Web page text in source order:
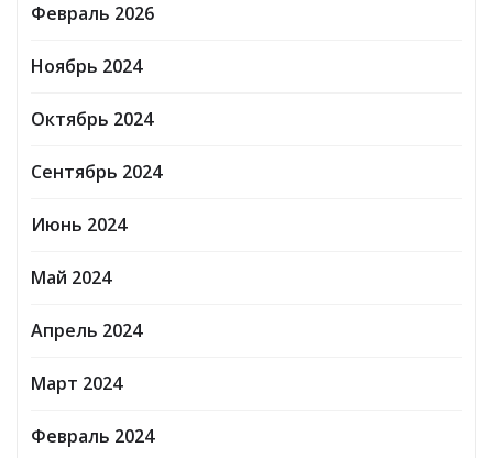
Февраль 2026
Ноябрь 2024
Октябрь 2024
Сентябрь 2024
Июнь 2024
Май 2024
Апрель 2024
Март 2024
Февраль 2024